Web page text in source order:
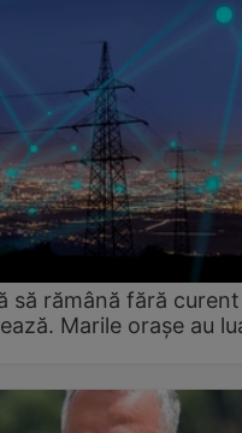
să rămână fără curent
Marile orașe au